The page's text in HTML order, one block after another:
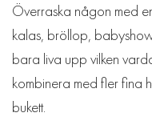
Överraska någon med
kalas, bröllop,
bara liva upp vilken
kombinera med fler fina
bukett.